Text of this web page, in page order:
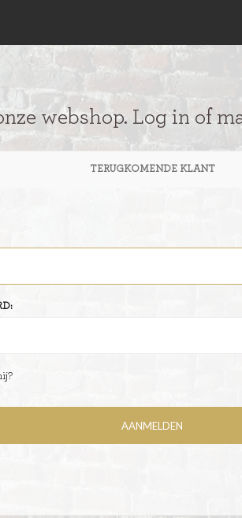
webshop. Log in of
TERUGKOMENDE KLANT